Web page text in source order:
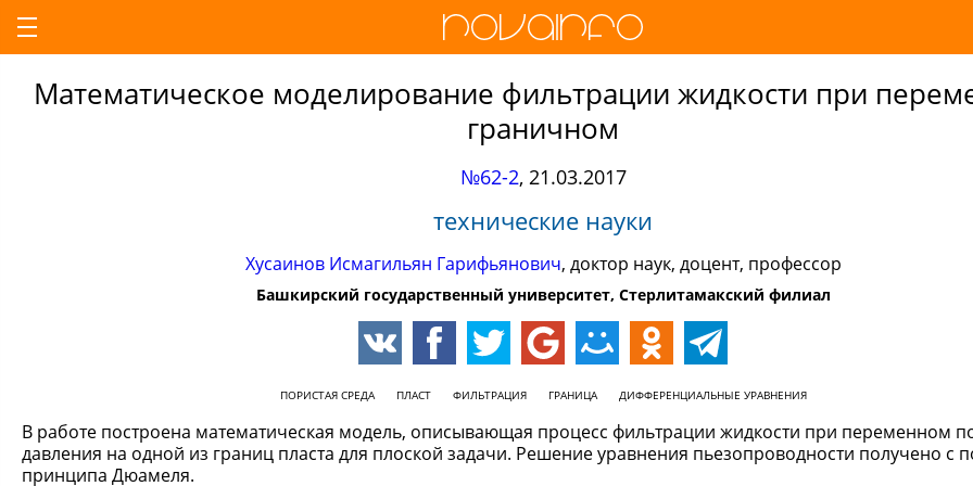
Математическое моделирование фильтрации жидкости при
граничном
№62-2, 21.03.2017
технические науки
Хусаинов Исмагильян Гарифьянович, доктор наук, доцент, профессор
Башкирский государственный университет, Стерлитамакский филиал
ПОРИСТАЯ СРЕДА ПЛАСТ ФИЛЬТРАЦИЯ ГРАНИЦА ДИФФЕРЕНЦИАЛЬНЫЕ УРАВНЕНИЯ
В работе построена математическая модель, описывающая процесс фильтрации жидкости при переменном
давления на одной из границ пласта для плоской задачи. Решение уравнения пьезопроводности получено с
принципа Дюамеля.